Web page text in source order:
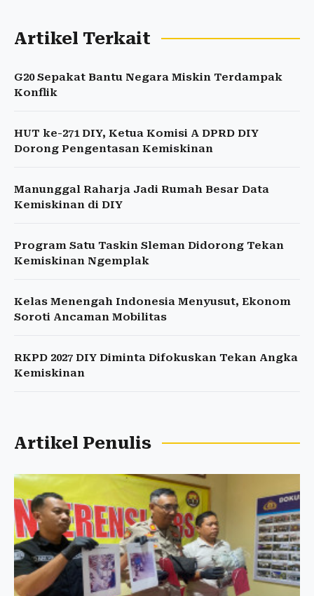
Artikel Terkait
G20 Sepakat Bantu Negara Miskin Terdampak
Konflik
HUT ke-271 DIY, Ketua Komisi A DPRD DIY
Dorong Pengentasan Kemiskinan
Manunggal Raharja Jadi Rumah Besar Data
Kemiskinan di DIY
Program Satu Taskin Sleman Didorong Tekan
Kemiskinan Ngemplak
Kelas Menengah Indonesia Menyusut, Ekonom
Soroti Ancaman Mobilitas
RKPD 2027 DIY Diminta Difokuskan Tekan Angka
Kemiskinan
Artikel Penulis